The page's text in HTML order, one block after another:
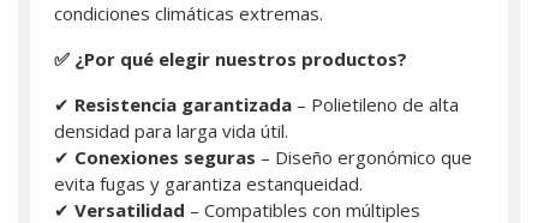
condiciones climáticas extremas.
✅ ¿Por qué elegir nuestros productos?
✔ Resistencia garantizada – Polietileno de alta
densidad para larga vida útil.
✔ Conexiones seguras – Diseño ergonómico que
evita fugas y garantiza estanqueidad.
✔ Versatilidad – Compatibles con múltiples